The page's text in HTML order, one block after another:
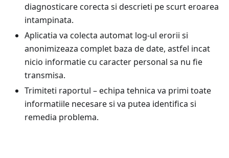
diagnosticare corecta si descrieti pe scurt eroarea
intampinata.
Aplicatia va colecta automat log-ul erorii si
anonimizeaza complet baza de date, astfel incat
nicio informatie cu caracter personal sa nu fie
transmisa.
Trimiteti raportul – echipa tehnica va primi toate
informatiile necesare si va putea identifica si
remedia problema.